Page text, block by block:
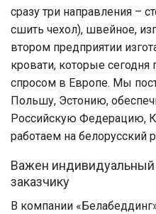
сразу три направления –
сшить чехол), швейное,
втором предприятии
кровати, которые
спросом в Европе. Мы
Польшу, Эстонию,
Российскую Федерацию,
работаем на белорусский
Важен
заказчику
В компании